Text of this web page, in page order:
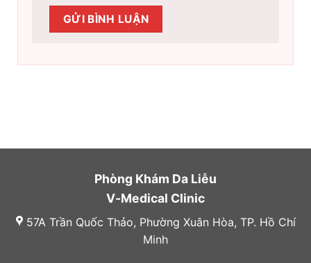
Phòng Khám Da Liễu
V-Medical Clinic
57A Trần Quốc Thảo, Phường Xuân Hòa, TP. Hồ Chí
Minh